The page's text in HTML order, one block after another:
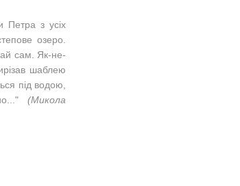
Петра з усіх
озеро.
сам. Як-не-
шаблею
під водою,
(Микола